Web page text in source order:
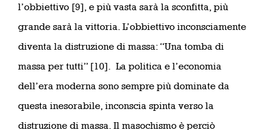
l’obbiettivo [9], e più vasta sarà la sconfitta, più
grande sarà la vittoria. L’obbiettivo inconsciamente
diventa la distruzione di massa: “Una tomba di
massa per tutti” [10]. La politica e l’economia
dell’era moderna sono sempre più dominate da
questa inesorabile, inconscia spinta verso la
distruzione di massa. Il masochismo è perciò